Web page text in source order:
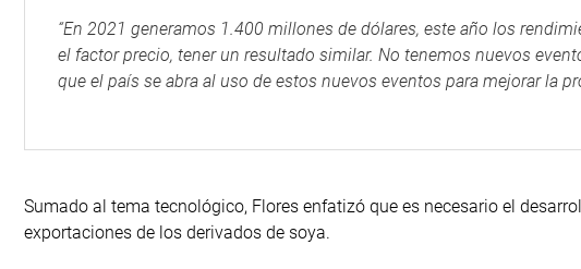
“En 2021 generamos 1.400 millones de dólares, este año los
el factor precio, tener un resultado similar. No tenemos nuevos
que el país se abra al uso de estos nuevos eventos para mejorar la
Sumado al tema tecnológico, Flores enfatizó que es necesario el
exportaciones de los derivados de soya.